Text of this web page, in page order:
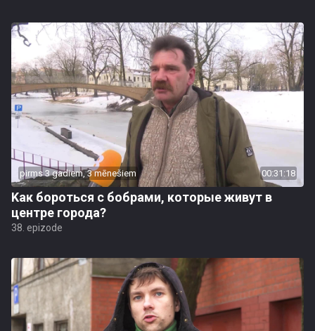
pirms 3 gadiem, 3 mēnešiem 00:31:18
Kак бороться с бобрами, которые живут в
центре города?
38. epizode